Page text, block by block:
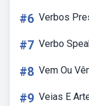
#6 Verbos
#7 Verbo
#8 Vem Ou
#9 Veias E